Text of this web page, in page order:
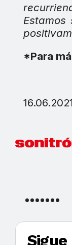
*Para
16.06.2021